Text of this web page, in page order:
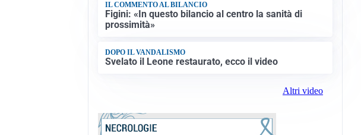
IL COMMENTO AL BILANCIO
Figini: «In questo bilancio al centro la sanità di
prossimità»
DOPO IL VANDALISMO
Svelato il Leone restaurato, ecco il video
Altri video